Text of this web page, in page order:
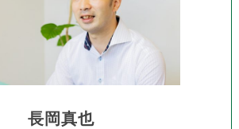
長岡真也